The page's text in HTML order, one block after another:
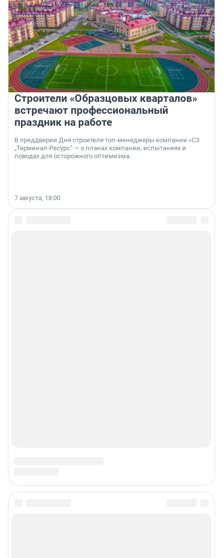
Строители «Образцовых кварталов»
встречают профессиональный
праздник на работе
В преддверии Дня строителя топ-менеджеры компании «СЗ
„Терминал-Ресурс“ — о планах компании, испытаниях и
поводах для осторожного оптимизма.
7 августа, 18:00